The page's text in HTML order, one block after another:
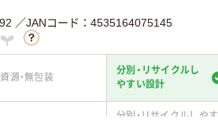
／JANコード：4535164075145
源・無包装
分別・リサイクルし
やすい設計
分別・リサイクルしやす